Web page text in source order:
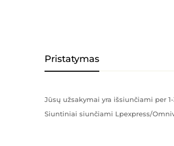
Pristatymas
Jūsų užsakymai yra išsiunčiami per
Siuntiniai siunčiami Lpexpress/